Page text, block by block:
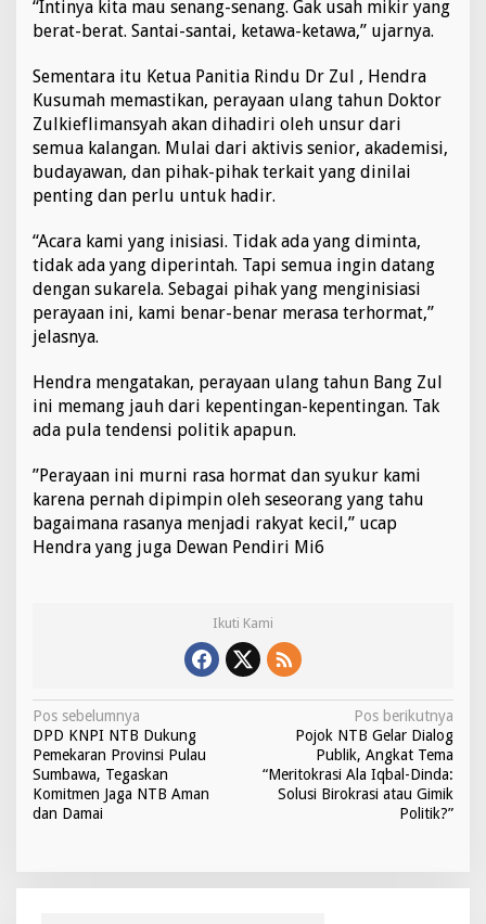
“Intinya kita mau senang-senang. Gak usah mikir yang
berat-berat. Santai-santai, ketawa-ketawa,” ujarnya.
Sementara itu Ketua Panitia Rindu Dr Zul , Hendra
Kusumah memastikan, perayaan ulang tahun Doktor
Zulkieflimansyah akan dihadiri oleh unsur dari
semua kalangan. Mulai dari aktivis senior, akademisi,
budayawan, dan pihak-pihak terkait yang dinilai
penting dan perlu untuk hadir.
“Acara kami yang inisiasi. Tidak ada yang diminta,
tidak ada yang diperintah. Tapi semua ingin datang
dengan sukarela. Sebagai pihak yang menginisiasi
perayaan ini, kami benar-benar merasa terhormat,”
jelasnya.
Hendra mengatakan, perayaan ulang tahun Bang Zul
ini memang jauh dari kepentingan-kepentingan. Tak
ada pula tendensi politik apapun.
”Perayaan ini murni rasa hormat dan syukur kami
karena pernah dipimpin oleh seseorang yang tahu
bagaimana rasanya menjadi rakyat kecil,” ucap
Hendra yang juga Dewan Pendiri Mi6
Ikuti Kami
N
a
v
i
Pos sebelumnya
DPD KNPI NTB Dukung
Pemekaran Provinsi Pulau
Sumbawa, Tegaskan
Komitmen Jaga NTB Aman
dan Damai
Pos berikutnya
Pojok NTB Gelar Dialog
Publik, Angkat Tema
“Meritokrasi Ala Iqbal-Dinda:
Solusi Birokrasi atau Gimik
Politik?”